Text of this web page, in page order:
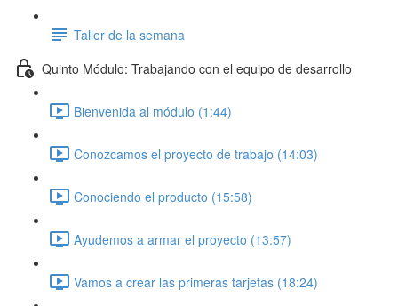
Taller de la semana
Quinto Módulo: Trabajando con el equipo de desarrollo
Bienvenida al módulo (1:44)
Conozcamos el proyecto de trabajo (14:03)
Conociendo el producto (15:58)
Ayudemos a armar el proyecto (13:57)
Vamos a crear las primeras tarjetas (18:24)